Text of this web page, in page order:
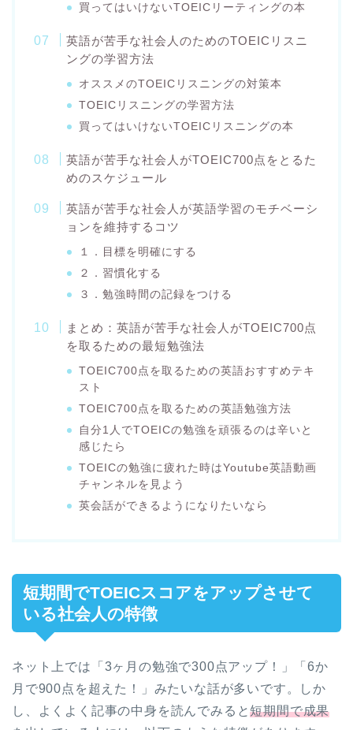
買ってはいけないTOEICリーティングの本
英語が苦手な社会人のためのTOEICリスニ
ングの学習方法
オススメのTOEICリスニングの対策本
TOEICリスニングの学習方法
買ってはいけないTOEICリスニングの本
英語が苦手な社会人がTOEIC700点をとるた
めのスケジュール
英語が苦手な社会人が英語学習のモチベーシ
ョンを維持するコツ
１．目標を明確にする
２．習慣化する
３．勉強時間の記録をつける
まとめ：英語が苦手な社会人がTOEIC700点
を取るための最短勉強法
TOEIC700点を取るための英語おすすめテキ
スト
TOEIC700点を取るための英語勉強方法
自分1人でTOEICの勉強を頑張るのは辛いと
感じたら
TOEICの勉強に疲れた時はYoutube英語動画
チャンネルを見よう
英会話ができるようになりたいなら
短期間でTOEICスコアをアップさせて
いる社会人の特徴
ネット上では「3ヶ月の勉強で300点アップ！」「6か
月で900点を超えた！」みたいな話が多いです。しか
し、よくよく記事の中身を読んでみると短期間で成果